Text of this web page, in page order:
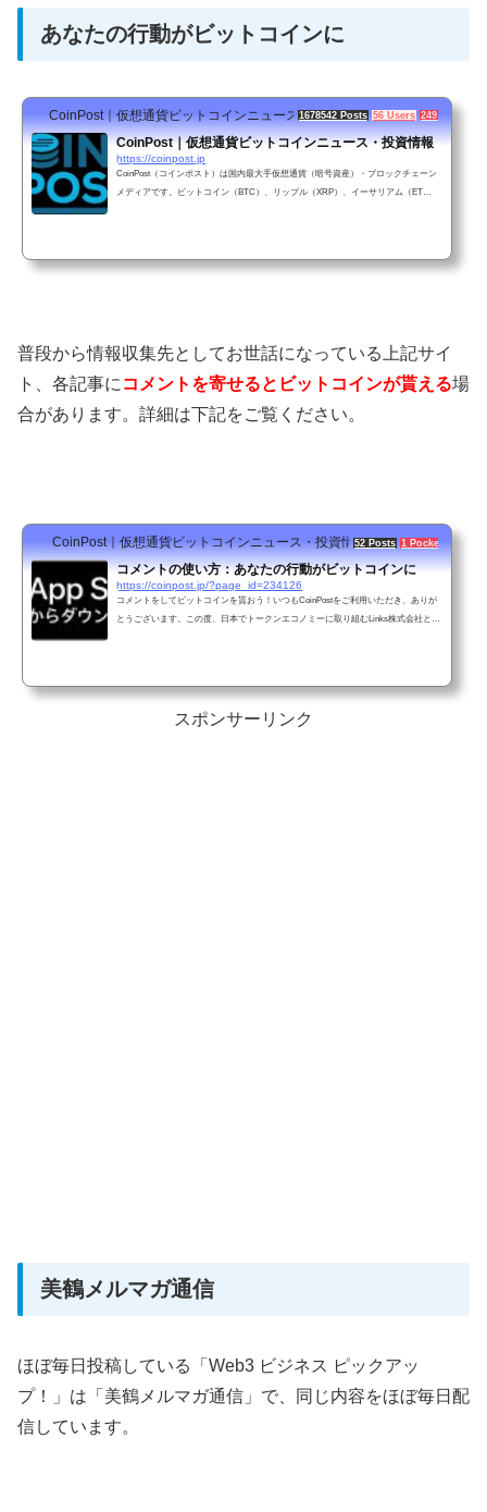
あなたの行動がビットコインに
CoinPost｜仮想通貨ビットコインニュース・投資情報
1678542 Posts 56 Users 249 Pockets
CoinPost｜仮想通貨ビットコインニュース・投資情報
https://coinpost.jp
CoinPost（コインポスト）は国内最大手仮想通貨（暗号資産）・ブロックチェーン
メディアです。ビットコイン（BTC）、リップル（XRP）、イーサリアム（ET
普段から情報収集先としてお世話になっている上記サイ
ト、各記事にコメントを寄せるとビットコインが貰える場
合があります。詳細は下記をご覧ください。
CoinPost｜仮想通貨ビットコインニュース・投資情報52 Posts 1 Pocket
コメントの使い方：あなたの行動がビットコインに
https://coinpost.jp/?page_id=234126
コメントをしてビットコインを貰おう！いつもCoinPostをご利用いただき、ありが
とうございます。この度、日本でトークンエコノミーに取り組むLinks株式会社と提
スポンサーリンク
美鶴メルマガ通信
ほぼ毎日投稿している「Web3 ビジネス ピックアッ
プ！」は「美鶴メルマガ通信」で、同じ内容をほぼ毎日配
信しています。